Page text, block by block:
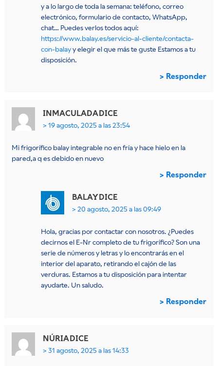
y a lo largo de toda la semana: teléfono, correo
electrónico, formulario de contacto, WhatsApp,
chat… Puedes verlos todos aquí:
https://www.balay.es/servicio-al-cliente/contacta-
con-balayy elegir el que más te guste Estamos a tu
disposición.
Responder
INMACULADADICE
19 agosto, 2025 a las 23:54
Mi frigorífico balay integrable no en fría y hace hielo en la
pared,a q es debido en nuevo
Responder
BALAYDICE
20 agosto, 2025 a las 09:49
Hola, gracias por contactar con nosotros. ¿Puedes
decirnos el E-Nr completo de tu frigorífico? Son una
serie de números y letras y lo encontrarás en el
interior del aparato, retirando el cajón de las
verduras. Estamos a tu disposición para intentar
ayudarte. Un saludo.
Responder
NÚRIADICE
31 agosto, 2025 a las 14:33